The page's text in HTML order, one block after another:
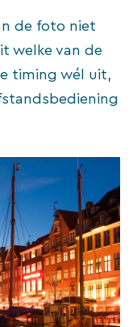
de foto niet
welke van de
timing wél uit,